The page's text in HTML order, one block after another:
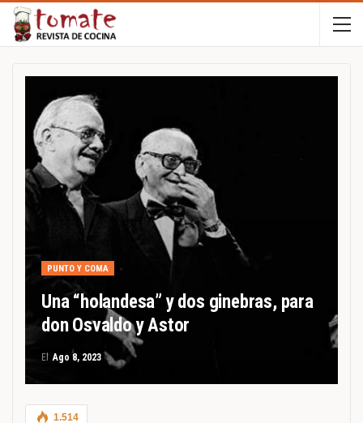
PUNTO Y COMA
Una “holandesa” y dos ginebras, para
don Osvaldo y Astor
El Ago 8, 2023
1.514